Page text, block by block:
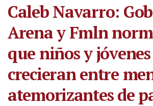
Caleb Navarro:
Arena y Fmln
que niños y jóvenes
crecieran entre
atemorizantes de